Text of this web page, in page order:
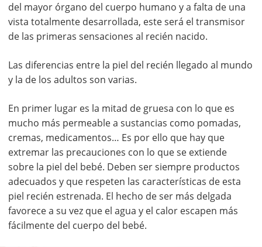
del mayor órgano del cuerpo humano y a falta de una
vista totalmente desarrollada, este será el transmisor
de las primeras sensaciones al recién nacido.
Las diferencias entre la piel del recién llegado al mundo
y la de los adultos son varias.
En primer lugar es la mitad de gruesa con lo que es
mucho más permeable a sustancias como pomadas,
cremas, medicamentos… Es por ello que hay que
extremar las precauciones con lo que se extiende
sobre la piel del bebé. Deben ser siempre productos
adecuados y que respeten las características de esta
piel recién estrenada. El hecho de ser más delgada
favorece a su vez que el agua y el calor escapen más
fácilmente del cuerpo del bebé.